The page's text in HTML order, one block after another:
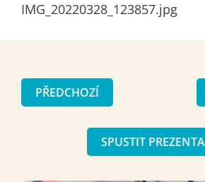
IMG_20220328_123857.jpg
PŘEDCHOZÍ
SPUSTIT